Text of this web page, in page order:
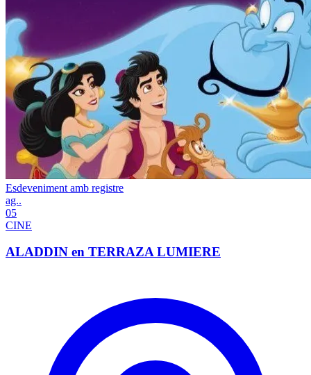
Esdeveniment amb registre
ag..
05
CINE
ALADDIN en TERRAZA LUMIERE